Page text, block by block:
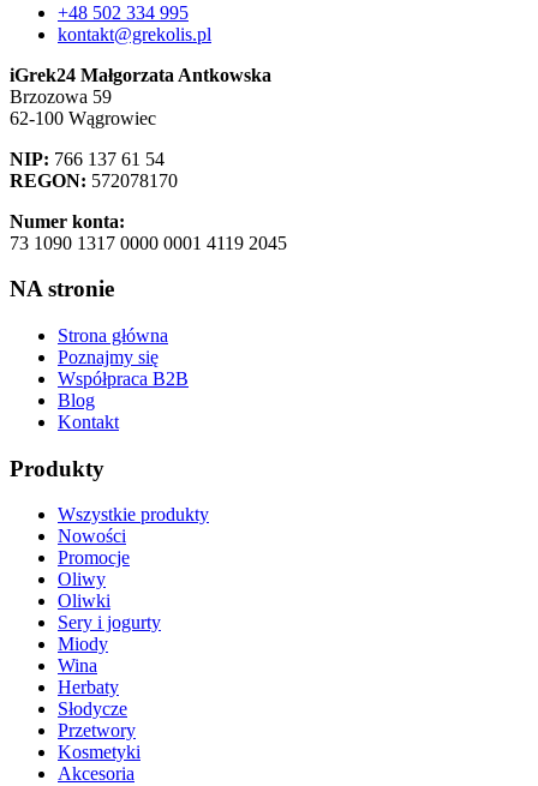
+48 502 334 995
kontakt@grekolis.pl
iGrek24 Małgorzata Antkowska
Brzozowa 59
62-100 Wągrowiec
NIP: 766 137 61 54
REGON: 572078170
Numer konta:
73 1090 1317 0000 0001 4119 2045
NA stronie
Strona główna
Poznajmy się
Współpraca B2B
Blog
Kontakt
Produkty
Wszystkie produkty
Nowości
Promocje
Oliwy
Oliwki
Sery i jogurty
Miody
Wina
Herbaty
Słodycze
Przetwory
Kosmetyki
Akcesoria